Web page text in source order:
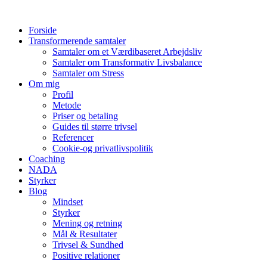
indholdForside
Transformerende samtaler
Samtaler om et Værdibaseret Arbejdsliv
Samtaler om Transformativ Livsbalance
Samtaler om Stress
Om mig
Profil
Metode
Priser og betaling
Guides til større trivsel
Referencer
Cookie-og privatlivspolitik
Coaching
NADA
Styrker
Blog
Mindset
Styrker
Mening og retning
Mål & Resultater
Trivsel & Sundhed
Positive relationer